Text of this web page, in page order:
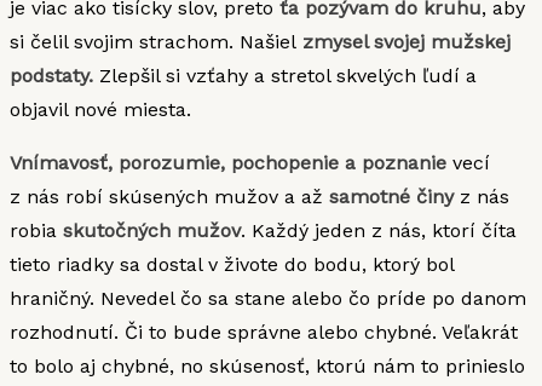
je viac ako tisícky slov, preto ťa pozývam do kruhu, aby
si čelil svojim strachom. Našiel zmysel svojej mužskej
podstaty. Zlepšil si vzťahy a stretol skvelých ľudí a
objavil nové miesta.
Vnímavosť, porozumie, pochopenie a poznanie vecí
z nás robí skúsených mužov a až samotné činyz nás
robia skutočných mužov. Každý jeden z nás, ktorí číta
tieto riadky sa dostal v živote do bodu, ktorý bol
hraničný. Nevedel čo sa stane alebo čo príde po danom
rozhodnutí. Či to bude správne alebo chybné. Veľakrát
to bolo aj chybné, no skúsenosť, ktorú nám to prinieslo